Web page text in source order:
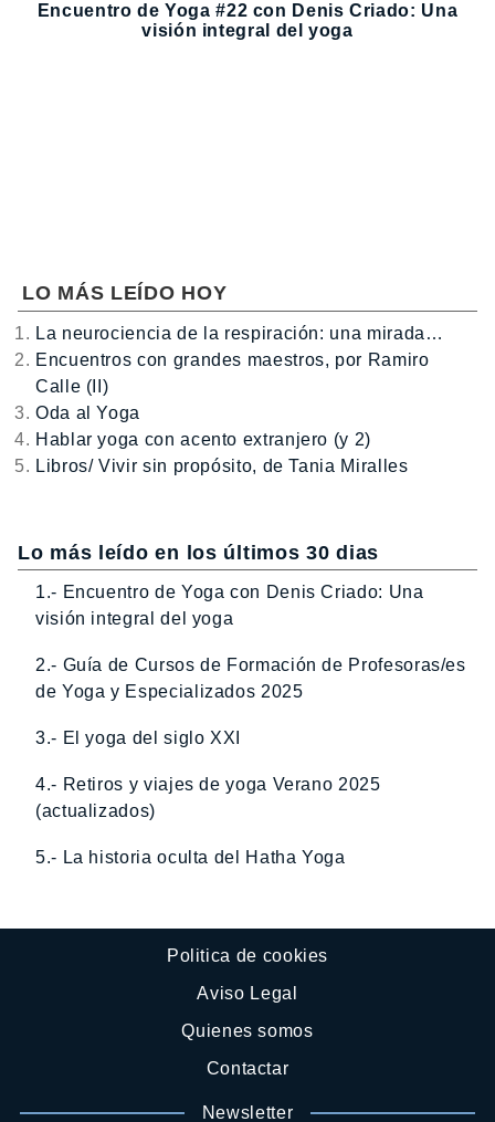
Encuentro de Yoga #22 con Denis Criado: Una
visión integral del yoga
LO MÁS LEÍDO HOY
La neurociencia de la respiración: una mirada…
Encuentros con grandes maestros, por Ramiro
Calle (II)
Oda al Yoga
Hablar yoga con acento extranjero (y 2)
Libros/ Vivir sin propósito, de Tania Miralles
Lo más leído en los últimos 30 dias
1.- Encuentro de Yoga con Denis Criado: Una
visión integral del yoga
2.- Guía de Cursos de Formación de Profesoras/es
de Yoga y Especializados 2025
3.- El yoga del siglo XXI
4.- Retiros y viajes de yoga Verano 2025
(actualizados)
5.- La historia oculta del Hatha Yoga
Politica de cookies
Aviso Legal
Quienes somos
Contactar
Newsletter